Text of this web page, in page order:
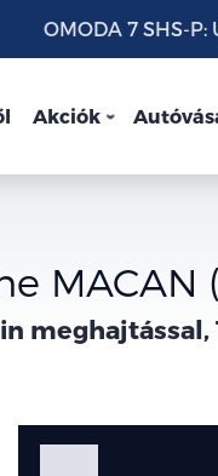
OMODA 7 SHS-
Akciók
MACAN
Galéria